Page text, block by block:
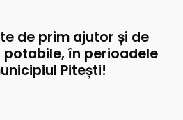
de prim ajutor și de
în perioadele
Pitești!